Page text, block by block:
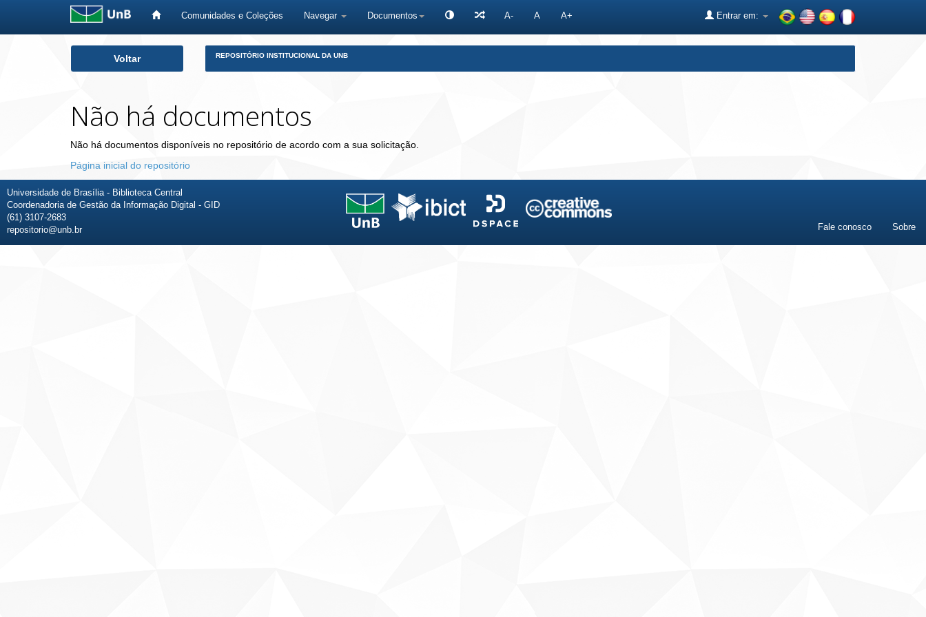
Comunidades e Coleções Navegar Documentos A- A A+ Entrar em:
Voltar REPOSITÓRIO INSTITUCIONAL DA UNB
Não há documentos
Não há documentos disponíveis no repositório de acordo com a sua solicitação.
Página inicial do repositório
Universidade de Brasília - Biblioteca Central
Coordenadoria de Gestão da Informação Digital - GID
(61) 3107-2683
repositorio@unb.br
Fale conosco Sobre